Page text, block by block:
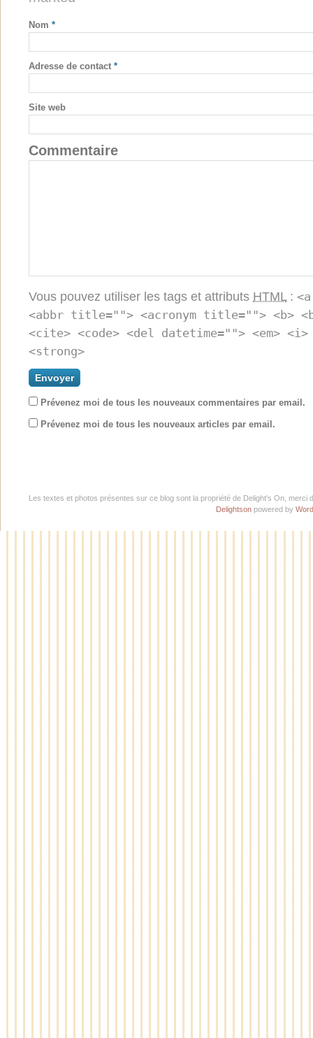
Nom *
Adresse de contact *
Site web
Commentaire
Vous pouvez utiliser les tags et attributs HTML :
<abbr title=""> <acronym title=""> <b>
<cite> <code> <del datetime=""> <em>
<strong>
Prévenez moi de tous les nouveaux commentaires par email.
Prévenez moi de tous les nouveaux articles par email.
Les textes et photos présentes sur ce blog sont la propriété de Delight's On,
Delightson powered by